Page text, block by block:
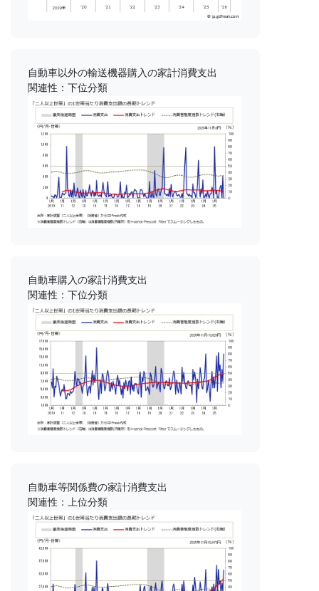
自動車以外の輸送機器購入の家計消費支出
関連性：下位分類
自動車購入の家計消費支出
関連性：下位分類
自動車等関係費の家計消費支出
関連性：上位分類